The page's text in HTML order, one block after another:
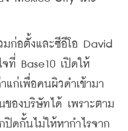
อตั้งและซีอีโอ David
ที่ Base10 เปิดให้
แก่เพื่อคนผิวดำเข้ามา
องบริษัทได้ เพราะตาม
ดกั้นไม่ให้หากำไรจาก